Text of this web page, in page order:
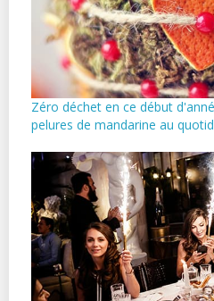
Zéro déchet en ce début
pelures de mandarine au